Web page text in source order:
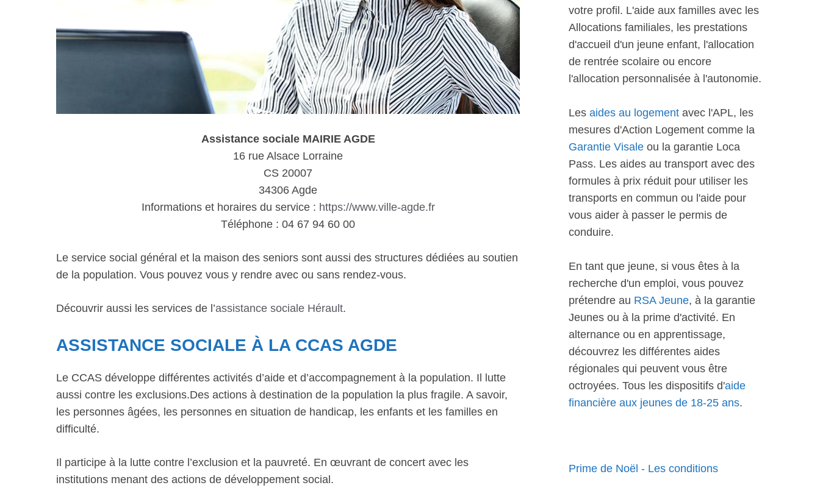
Assistance sociale MAIRIE AGDE
16 rue Alsace Lorraine
CS 20007
34306 Agde
Informations et horaires du service : https://www.ville-agde.fr
Téléphone : 04 67 94 60 00
Le service social général et la maison des seniors sont aussi des structures dédiées au soutien
de la population. Vous pouvez vous y rendre avec ou sans rendez-vous.
Découvrir aussi les services de l’assistance sociale Hérault.
ASSISTANCE SOCIALE À LA CCAS AGDE
Le CCAS développe différentes activités d’aide et d’accompagnement à la population. Il lutte
aussi contre les exclusions.Des actions à destination de la population la plus fragile. A savoir,
les personnes âgées, les personnes en situation de handicap, les enfants et les familles en
difficulté.
Il participe à la lutte contre l’exclusion et la pauvreté. En œuvrant de concert avec les
institutions menant des actions de développement social.
votre profil. L'aide aux familles avec les
Allocations familiales, les prestations
d'accueil d'un jeune enfant, l'allocation
de rentrée scolaire ou encore
l'allocation personnalisée à l'autonomie.
Les aides au logement avec l'APL, les
mesures d'Action Logement comme la
Garantie Visale ou la garantie Loca
Pass. Les aides au transport avec des
formules à prix réduit pour utiliser les
transports en commun ou l'aide pour
vous aider à passer le permis de
conduire.
En tant que jeune, si vous êtes à la
recherche d'un emploi, vous pouvez
prétendre au RSA Jeune, à la garantie
Jeunes ou à la prime d'activité. En
alternance ou en apprentissage,
découvrez les différentes aides
régionales qui peuvent vous être
octroyées. Tous les dispositifs d'aide
financière aux jeunes de 18-25 ans.
Prime de Noël - Les conditions